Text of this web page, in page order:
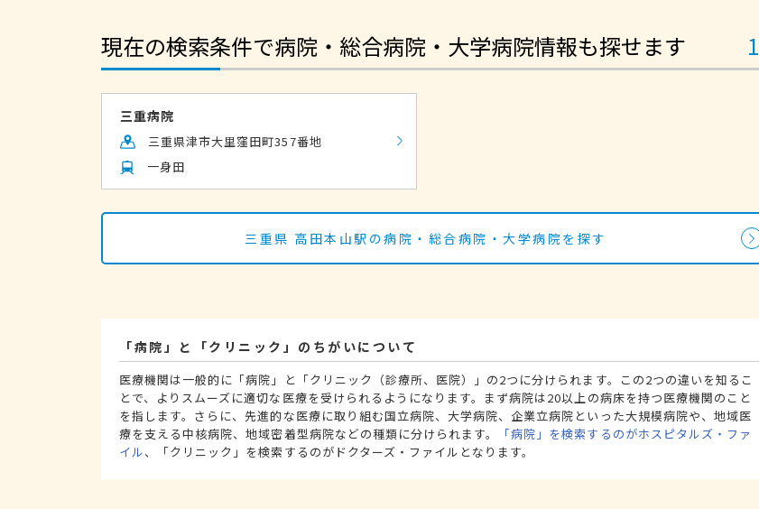
現在の検索条件で病院・総合病院・大学病院情報も探せます 1
三重病院
三重県津市大里窪田町357番地
一身田
三重県 高田本山駅の病院・総合病院・大学病院を探す
「病院」と「クリニック」のちがいについて
医療機関は一般的に「病院」と「クリニック（診療所、医院）」の2つに分けられます。この2つの違いを知るこ
とで、よりスムーズに適切な医療を受けられるようになります。まず病院は20以上の病床を持つ医療機関のこと
を指します。さらに、先進的な医療に取り組む国立病院、大学病院、企業立病院といった大規模病院や、地域医
療を支える中核病院、地域密着型病院などの種類に分けられます。
「病院」を検索するのがホスピタルズ・ファ
イル、「クリニック」を検索するのがドクターズ・ファイルとなります。